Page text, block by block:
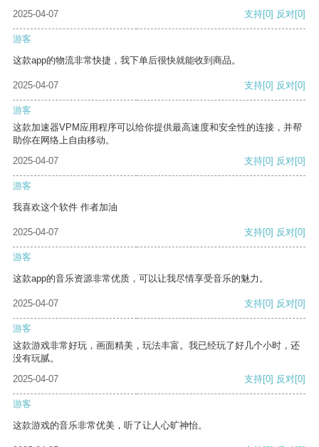
2025-04-07
支持[0] 反对[0]
游客
这款app的物流非常快捷，我下单后很快就能收到商品。
2025-04-07 支持[0] 反对[0]
游客
这款加速器VPM应用程序可以给你提供最高速度和安全性的连接，并帮
助你在网络上自由移动。
2025-04-07
支持[0] 反对[0]
游客
我喜欢这个软件 作者加油
2025-04-07 支持[0] 反对[0]
游客
这款app的音乐资源非常优质，可以让我尽情享受音乐的魅力。
2025-04-07 支持[0] 反对[0]
游客
这款游戏非常好玩，画面精美，玩法丰富。我已经玩了好几个小时，还
没有玩腻。
2025-04-07
支持[0] 反对[0]
游客
这款游戏的音乐非常优美，听了让人心旷神怡。